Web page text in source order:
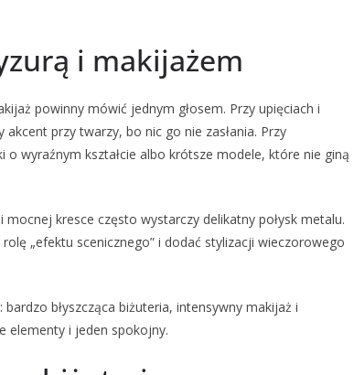
i makijażem
powinny mówić jednym głosem. Przy upięciach i
przy twarzy, bo nic go nie zasłania. Przy
o wyraźnym kształcie albo krótsze modele, które nie giną
kresce często wystarczy delikatny połysk metalu.
„efektu scenicznego” i dodać stylizacji wieczorowego
błyszcząca biżuteria, intensywny makijaż i
elementy i jeden spokojny.